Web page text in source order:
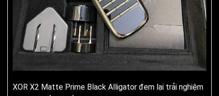
XOR X2 Matte Prime Black Alligator đem lại trải nghiệm